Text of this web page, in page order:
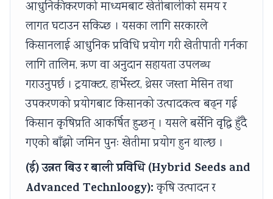
आधुनिकीकरणको माध्यमबाट खेतीबालीको समय र
लागत घटाउन सकिन्छ । यसका लागि सरकारले
किसानलाई आधुनिक प्रविधि प्रयोग गरी खेतीपाती गर्नका
लागि तालिम, ऋण वा अनुदान सहायता उपलब्ध
गराउनुपर्छ । ट्रयाक्टर, हार्भेस्टर, थ्रेसर जस्ता मेसिन तथा
उपकरणको प्रयोगबाट किसानको उत्पादकत्व बढ्न गई
किसान कृषिप्रति आकर्षित हुन्छन् । यसले बर्सेनि वृद्धि हुँदै
गएको बाँझो जमिन पुनः खेतीमा प्रयोग हुन थाल्छ ।
(ई) उन्नत बिउ र बाली प्रविधि (Hybrid Seeds and
Advanced Technloogy):कृषि उत्पादन र